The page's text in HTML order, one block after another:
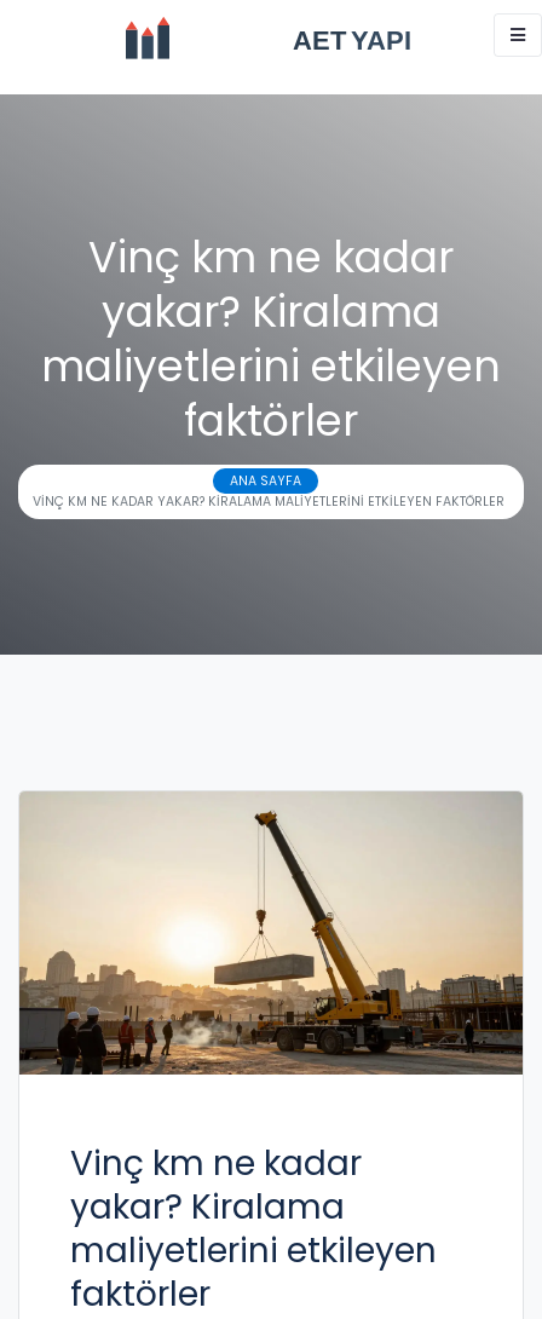
Vinç km ne kadar
yakar? Kiralama
maliyetlerini etkileyen
faktörler
ANA SAYFA
VINÇ KM NE KADAR YAKAR? KIRALAMA MALIYETLERINI ETKILEYEN FAKTÖRLER
Vinç km ne kadar
yakar? Kiralama
maliyetlerini etkileyen
faktörler